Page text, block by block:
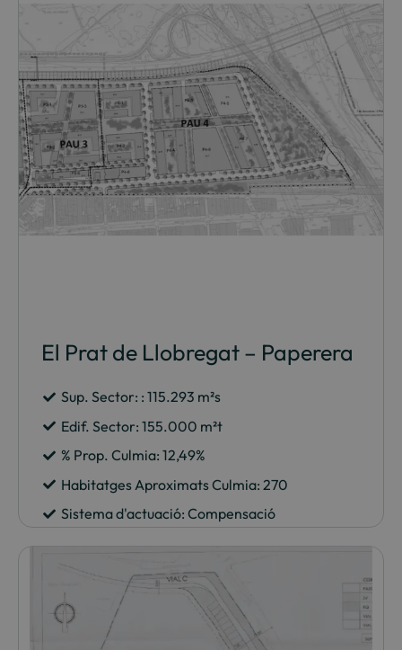
El Prat de Llobregat – Paperera
Sup. Sector: : 115.293 m²s
Edif. Sector: 155.000 m²t
% Prop. Culmia: 12,49%
Habitatges Aproximats Culmia: 270
Sistema d'actuació: Compensació